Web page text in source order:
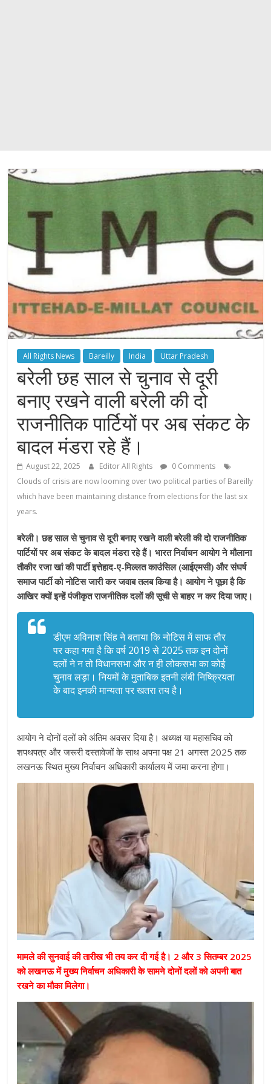
All Rights News Bareilly India Uttar Pradesh
बरेली छह साल से चुनाव से दूरी
बनाए रखने वाली बरेली की दो
राजनीतिक पार्टियों पर अब संकट के
बादल मंडरा रहे हैं।
August 22, 2025 Editor All Rights
0 Comments
Clouds of crisis are now looming over two political parties of Bareilly
which have been maintaining distance from elections for the last six
years.
बरेली। छह साल से चुनाव से दूरी बनाए रखने वाली बरेली की दो राजनीतिक
पार्टियों पर अब संकट के बादल मंडरा रहे हैं। भारत निर्वाचन आयोग ने मौलाना
तौकीर रजा खां की पार्टी इत्तेहाद-ए-मिल्लत काउंसिल (आईएमसी) और संघर्ष
समाज पार्टी को नोटिस जारी कर जवाब तलब किया है। आयोग ने पूछा है कि
आखिर क्यों इन्हें पंजीकृत राजनीतिक दलों की सूची से बाहर न कर दिया जाए।
डीएम अविनाश सिंह ने बताया कि नोटिस में साफ तौर
पर कहा गया है कि वर्ष 2019 से 2025 तक इन दोनों
दलों ने न तो विधानसभा और न ही लोकसभा का कोई
चुनाव लड़ा। नियमों के मुताबिक इतनी लंबी निष्क्रियता
के बाद इनकी मान्यता पर खतरा तय है।
आयोग ने दोनों दलों को अंतिम अवसर दिया है। अध्यक्ष या महासचिव को
शपथपत्र और जरूरी दस्तावेजों के साथ अपना पक्ष 21 अगस्त 2025 तक
लखनऊ स्थित मुख्य निर्वाचन अधिकारी कार्यालय में जमा करना होगा।
मामले की सुनवाई की तारीख भी तय कर दी गई है। 2 और 3 सितम्बर 2025
को लखनऊ में मुख्य निर्वाचन अधिकारी के सामने दोनों दलों को अपनी बात
रखने का मौका मिलेगा।